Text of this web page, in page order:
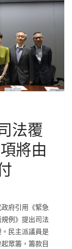
法覆
將由
府引用《緊急
例》提出司法
民主派議員是
眾籌，籌款目